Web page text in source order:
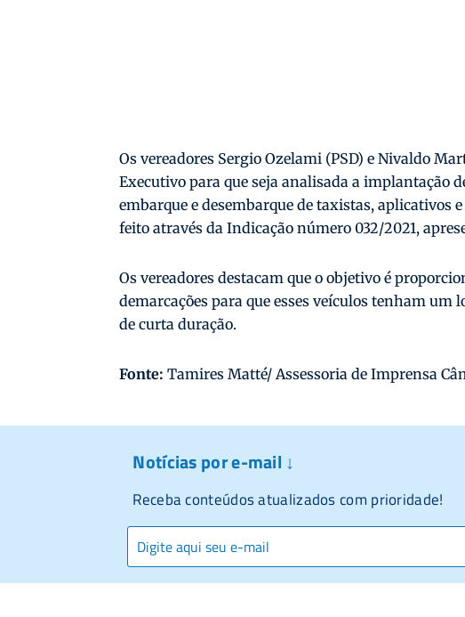
Os vereadores Sergio Ozelami (PSD) e Nivaldo
Executivo para que seja analisada a implantação
embarque e desembarque de taxistas, aplicativos
feito através da Indicação número 032/2021,
Os vereadores destacam que o objetivo é
demarcações para que esses veículos tenham um
de curta duração.
Fonte:Tamires Matté/ Assessoria de Imprensa
Notícias por e-mail ↓
Receba conteúdos atualizados com prioridade!